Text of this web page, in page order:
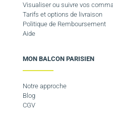
Visualiser ou suivre vos
Tarifs et options de livraison
Politique de Remboursement
Aide
MON BALCON PARISIEN
Notre approche
Blog
CGV